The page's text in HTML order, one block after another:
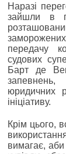
Наразі
зайшли в
передачу
судових
Барт де
юридичних
ініціативу.
Крім цього,
вимагає, аби